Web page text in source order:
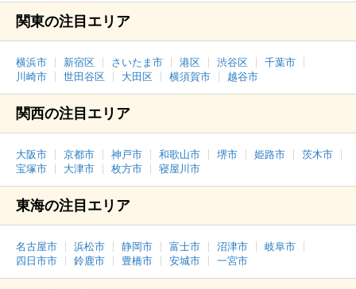
関東の注目エリア
横浜市 新宿区 さいたま市 港区 渋谷区
千葉市
川崎市
世田谷区 大田区 横須賀市 越谷市
関西の注目エリア
大阪市 京都市 神戸市 和歌山市 堺市 姫路市
茨木市
宝塚市
大津市 枚方市 寝屋川市
東海の注目エリア
名古屋市 浜松市 静岡市 富士市 沼津市
岐阜市
四日市市
鈴鹿市 豊橋市 安城市 一宮市